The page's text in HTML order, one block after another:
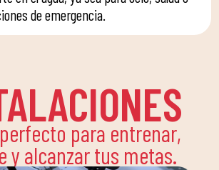
de emergencia.
para entrenar,
y alcanzar tus metas.